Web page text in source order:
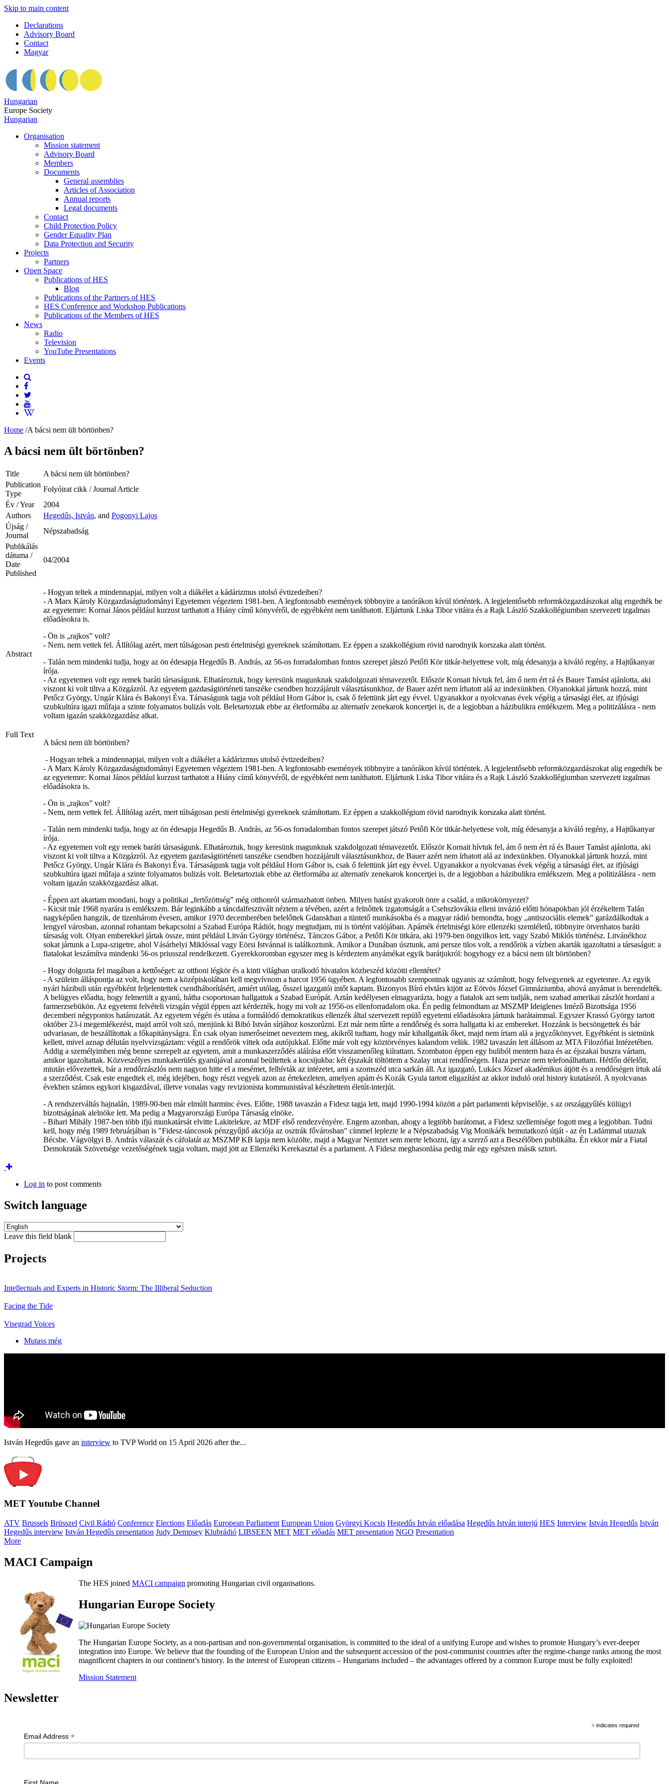
Skip to main content
Declarations
Advisory Board
Contact
Magyar
Hungarian
Europe Society
Hungarian
Organisation
Mission statement
Advisory Board
Members
Documents
General assemblies
Articles of Association
Annual reports
Legal documents
Contact
Child Protection Policy
Gender Equality Plan
Data Protection and Security
Projects
Partners
Open Space
Publications of HES
Blog
Publications of the Partners of HES
HES Conference and Workshop Publications
Publications of the Members of HES
News
Radio
Television
YouTube Presentations
Events
Home /A bácsi nem ült börtönben?
A bácsi nem ült börtönben?
Title
A bácsi nem ült börtönben?
Publication
Type
Folyóirat cikk / Journal Article
Év / Year
2004
Authors
Hegedűs, István, and Pogonyi Lajos
Újság /
Journal
Népszabadság
Publikálás
dátuma /
Date
Published
04/2004
Abstract
- Hogyan teltek a mindennapjai, milyen volt a diákélet a kádárizmus utolsó évtizedeiben?
- A Marx Károly Közgazdaságtudományi Egyetemen végeztem 1981-ben. A legfontosabb események többnyire a tanórákon kívül történtek. A legjelentősebb reformközgazdászokat alig engedték be
az egyetemre: Kornai János például kurzust tarthatott a Hiány című könyvéről, de egyébként nem taníthatott. Eljártunk Liska Tibor vitáira és a Rajk László Szakkollégiumban szervezett izgalmas
előadásokra is.
- Ön is „rajkos” volt?
- Nem, nem vettek fel. Állítólag azért, mert túlságosan pesti értelmiségi gyereknek számítottam. Ez éppen a szakkollégium rövid narodnyik korszaka alatt történt.
- Talán nem mindenki tudja, hogy az ön édesapja Hegedűs B. András, az 56-os forradalomban fontos szerepet játszó Petőfi Kör titkár-helyettese volt, míg édesanyja a kiváló regény, a Hajtűkanyar
írója.
- Az egyetemen volt egy remek baráti társaságunk. Elhatároztuk, hogy keresünk magunknak szakdolgozati témavezetőt. Először Kornait hívtuk fel, ám ő nem ért rá és Bauer Tamást ajánlotta, aki
viszont ki volt tiltva a Közgázról. Az egyetem gazdaságtörténeti tanszéke csendben hozzájárult választásunkhoz, de Bauer azért nem írhatott alá az indexünkben. Olyanokkal jártunk hozzá, mint
Petőcz György, Ungár Klára és Bakonyi Éva. Társaságunk tagja volt például Horn Gábor is, csak ő felettünk járt egy évvel. Ugyanakkor a nyolcvanas évek végéig a társasági élet, az ifjúsági
szubkultúra igazi műfaja a szinte folyamatos bulizás volt. Beletartoztak ebbe az életformába az alternatív zenekarok koncertjei is, de a legjobban a házibulikra emlékszem. Meg a politizálásra - nem
voltam igazán szakközgazdász alkat.
Full Text
A bácsi nem ült börtönben?
- Hogyan teltek a mindennapjai, milyen volt a diákélet a kádárizmus utolsó évtizedeiben?
- A Marx Károly Közgazdaságtudományi Egyetemen végeztem 1981-ben. A legfontosabb események többnyire a tanórákon kívül történtek. A legjelentősebb reformközgazdászokat alig engedték be
az egyetemre: Kornai János például kurzust tarthatott a Hiány című könyvéről, de egyébként nem taníthatott. Eljártunk Liska Tibor vitáira és a Rajk László Szakkollégiumban szervezett izgalmas
előadásokra is.
- Ön is „rajkos” volt?
- Nem, nem vettek fel. Állítólag azért, mert túlságosan pesti értelmiségi gyereknek számítottam. Ez éppen a szakkollégium rövid narodnyik korszaka alatt történt.
- Talán nem mindenki tudja, hogy az ön édesapja Hegedűs B. András, az 56-os forradalomban fontos szerepet játszó Petőfi Kör titkár-helyettese volt, míg édesanyja a kiváló regény, a Hajtűkanyar
írója.
- Az egyetemen volt egy remek baráti társaságunk. Elhatároztuk, hogy keresünk magunknak szakdolgozati témavezetőt. Először Kornait hívtuk fel, ám ő nem ért rá és Bauer Tamást ajánlotta, aki
viszont ki volt tiltva a Közgázról. Az egyetem gazdaságtörténeti tanszéke csendben hozzájárult választásunkhoz, de Bauer azért nem írhatott alá az indexünkben. Olyanokkal jártunk hozzá, mint
Petőcz György, Ungár Klára és Bakonyi Éva. Társaságunk tagja volt például Horn Gábor is, csak ő felettünk járt egy évvel. Ugyanakkor a nyolcvanas évek végéig a társasági élet, az ifjúsági
szubkultúra igazi műfaja a szinte folyamatos bulizás volt. Beletartoztak ebbe az életformába az alternatív zenekarok koncertjei is, de a legjobban a házibulikra emlékszem. Meg a politizálásra - nem
voltam igazán szakközgazdász alkat.
- Éppen azt akartam mondani, hogy a politikai „fertőzöttség” még otthonról származhatott önben. Milyen hatást gyakorolt önre a család, a mikrokörnyezet?
- Kicsit már 1968 nyarára is emlékszem. Bár leginkább a táncdalfesztivált néztem a tévében, azért a felnőttek izgatottságát a Csehszlovákia elleni invázió előtti hónapokban jól érzékeltem Talán
nagyképűen hangzik, de tizenhárom évesen, amikor 1970 decemberében belelőttek Gdanskban a tüntető munkásokba és a magyar rádió bemondta, hogy „antiszociális elemek” garázdálkodtak a
lengyel városban, azonnal rohantam bekapcsolni a Szabad Európa Rádiót, hogy megtudjam, mi is történt valójában. Apámék értelmiségi köre ellenzéki szemléletű, többnyire ötvenhatos baráti
társaság volt. Olyan emberekkel jártak össze, mint például Litván György történész, Tánczos Gábor, a Petőfi Kör titkára, aki 1979-ben öngyilkos lett, vagy Szabó Miklós történész. Litvánékhoz
sokat jártunk a Lupa-szigetre, ahol Vásárhelyi Miklóssal vagy Eörsi Istvánnal is találkoztunk. Amikor a Dunában úsztunk, ami persze tilos volt, a rendőrök a vízben akarták igazoltatni a társaságot: a
fiatalokat leszámítva mindenki 56-os priusszal rendelkezett. Gyerekkoromban egyszer meg is kérdeztem anyámékat egyik barátjukról: hogyhogy ez a bácsi nem ült börtönben?
- Hogy dolgozta fel magában a kettőséget: az otthoni légkör és a kinti világban uralkodó hivatalos közbeszéd közötti ellentétet?
- A szüleim álláspontja az volt, hogy nem a középiskolában kell megvívnom a harcot 1956 ügyében. A legfontosabb szempontnak ugyanis az számított, hogy felvegyenek az egyetemre. Az egyik
nyári házibuli után egyébként feljelentettek csendháborításért, amiért utólag, ősszel igazgatói intőt kaptam. Bizonyos Bíró elvtárs kijött az Eötvös József Gimnáziumba, ahová anyámat is berendelték.
A belügyes előadta, hogy felmerült a gyanú, hátha csoportosan hallgattuk a Szabad Európát. Aztán kedélyesen elmagyarázta, hogy a fiatalok azt sem tudják, nem szabad amerikai zászlót hordani a
farmerzsebükön. Az egyetemi felvételi vizsgán végül éppen azt kérdezték, hogy mi volt az 1956-os ellenforradalom oka. Én pedig felmondtam az MSZMP Ideiglenes Intéző Bizottsága 1956
decemberi négypontos határozatát. Az egyetem végén és utána a formálódó demokratikus ellenzék által szervezett repülő egyetemi előadásokra jártunk barátaimmal. Egyszer Krassó György tartott
október 23-i megemlékezést, majd arról volt szó, menjünk ki Bibó István sírjához koszorúzni. Ezt már nem tűrte a rendőrség és sorra hallgatta ki az embereket. Hozzánk is becsöngettek és bár
udvariasan, de beszállítottak a főkapitányságra. Én csak olyan ismerőseimet neveztem meg, akikről tudtam, hogy már kihallgatták őket, majd nem írtam alá a jegyzőkönyvet. Egyébként is sietnünk
kellett, mivel aznap délután nyelvvizsgáztam: végül a rendőrök vittek oda autójukkal. Előtte már volt egy köztörvényes kalandom velük. 1982 tavaszán lett állásom az MTA Filozófiai Intézetében.
Addig a személyimben még benne szerepelt az egyetem, amit a munkaszerződés aláírása előtt visszamenőleg kiírattam. Szombaton éppen egy buliból mentem haza és az éjszakai buszra vártam,
amikor igazoltattak. Közveszélyes munkakerülés gyanújával azonnal beültettek a kocsijukba: két éjszakát töltöttem a Szalay utcai rendőrségen. Haza persze nem telefonálhattam. Hétfőn délelőtt,
miután elővezettek, bár a rendőrzászlós nem nagyon hitte el a mesémet, felhívták az intézetet, ami a szomszéd utca sarkán áll. Az igazgató, Lukács József akadémikus átjött és a rendőrségen írtuk alá
a szerződést. Csak este engedtek el, még idejében, hogy részt vegyek azon az értekezleten, amelyen apám és Kozák Gyula tartott eligazítást az akkor induló oral history kutatásról. A nyolcvanas
években számos egykori kisgazdával, illetve vonalas vagy revizionista kommunistával készítettem életút-interjút.
- A rendszerváltás hajnalán, 1989-90-ben már elmúlt harminc éves. Előtte, 1988 tavaszán a Fidesz tagja lett, majd 1990-1994 között a párt parlamenti képviselője, s az országgyűlés külügyi
bizottságának alelnöke lett. Ma pedig a Magyarországi Európa Társaság elnöke.
- Bihari Mihály 1987-ben több ifjú munkatársát elvitte Lakitelekre, az MDF első rendezvényére. Engem azonban, ahogy a legtöbb barátomat, a Fidesz szellemisége fogott meg a legjobban. Tudni
kell, hogy még 1989 februárjában is "Fidesz-táncosok pénzgyűjtő akciója az osztrák fővárosban" címmel leplezte le a Népszabadság Vig Monikáék bemutatkozó útját - az én Ladámmal utaztak
Bécsbe. Vágvölgyi B. András válaszát és cáfolatát az MSZMP KB lapja nem közölte, majd a Magyar Nemzet sem merte lehozni, így a szerző azt a Beszélőben publikálta. Én ekkor már a Fiatal
Demokraták Szövetsége vezetőségének tagja voltam, majd jött az Ellenzéki Kerekasztal és a parlament. A Fidesz meghasonlása pedig már egy egészen másik sztori.
Log in to post comments
Switch language
Leave this field blank
Projects
Intellectuals and Experts in Historic Storm: The Illiberal Seduction
Facing the Tide
Visegrad Voices
Mutass még
István Hegedűs gave an interview to TVP World on 15 April 2026 after the...
MET Youtube Channel
ATV Brussels Brüsszel Civil Rádió Conference Elections Előadás European Parliament European Union Györgyi Kocsis Hegedűs István előadása Hegedűs István interjú HES Interview István Hegedűs István
Hegedűs interview István Hegedűs presentation Judy Dempsey Klubrádió LIBSEEN MET MET előadás MET presentation NGO Presentation
More
MACI Campaign
The HES joined MACI campaign promoting Hungarian civil organisations.
Hungarian Europe Society
The Hungarian Europe Society, as a non-partisan and non-governmental organisation, is committed to the ideal of a unifying Europe and wishes to promote Hungary’s ever-deeper
integration into Europe. We believe that the founding of the European Union and the subsequent accession of the post-communist countries after the regime-change ranks among the most
magnificent chapters in our continent’s history. In the interest of European citizens – Hungarians included – the advantages offered by a common Europe must be fully exploited!
Mission Statement
Newsletter
* indicates required
Email Address *